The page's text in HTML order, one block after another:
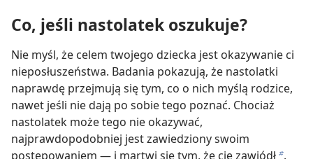
Co, jeśli nastolatek oszukuje?
Nie myśl, że celem twojego dziecka jest okazywanie ci
nieposłuszeństwa. Badania pokazują, że nastolatki
naprawdę przejmują się tym, co o nich myślą rodzice,
nawet jeśli nie dają po sobie tego poznać. Chociaż
nastolatek może tego nie okazywać,
najprawdopodobniej jest zawiedziony swoim
postępowaniem — i martwi się tym, że cię zawiódł .